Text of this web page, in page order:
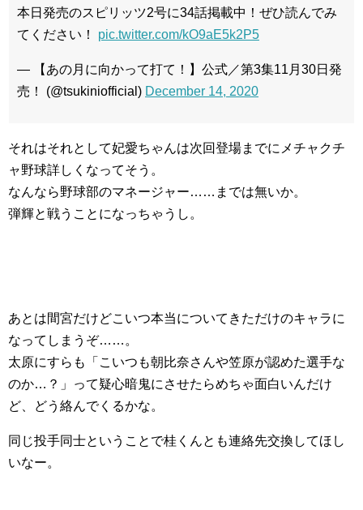
本日発売のスピリッツ2号に34話掲載中！ぜひ読んでみ
てください！ pic.twitter.com/kO9aE5k2P5
— 【あの月に向かって打て！】公式／第3集11月30日発
売！ (@tsukiniofficial) December 14, 2020
それはそれとして妃愛ちゃんは次回登場までにメチャクチ
ャ野球詳しくなってそう。
なんなら野球部のマネージャー……までは無いか。
弾輝と戦うことになっちゃうし。
あとは間宮だけどこいつ本当についてきただけのキャラに
なってしまうぞ……。
太原にすらも「こいつも朝比奈さんや笠原が認めた選手な
のか…？」って疑心暗鬼にさせたらめちゃ面白いんだけ
ど、どう絡んでくるかな。
同じ投手同士ということで桂くんとも連絡先交換してほし
いなー。